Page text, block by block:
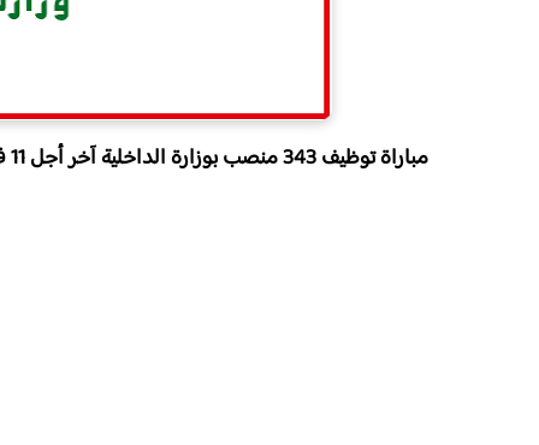
مباراة توظيف 343 منصب بوزارة الداخلية آخر أجل 11 فبراير 2026